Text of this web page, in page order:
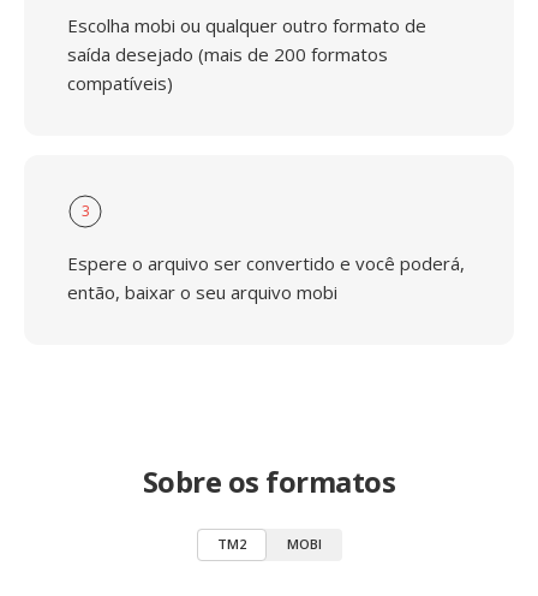
Escolha mobi ou qualquer outro formato de
saída desejado (mais de 200 formatos
compatíveis)
3
Espere o arquivo ser convertido e você poderá,
então, baixar o seu arquivo mobi
Sobre os formatos
TM2 MOBI